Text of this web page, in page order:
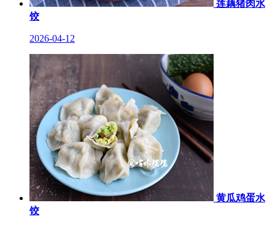
莲藕猪肉水
饺
2026-04-12
黄瓜鸡蛋水
饺